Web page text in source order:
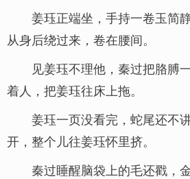
姜珏正端坐，手持一卷玉简
从身后绕过来，卷在腰间。
见姜珏不理他，秦过把胳膊
着人，把姜珏往床上拖。
姜珏一页没看完，蛇尾还不
开，整个儿往姜珏怀里挤。
秦过睡醒脑袋上的毛还戳，